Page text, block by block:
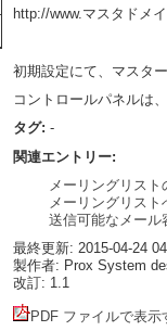
http://www.マスタドメ
初期設定にて、マスタ
コントロールパネルは
タグ: -
関連エントリー:
メーリングリスト
メーリングリス
送信可能なメール
最終更新: 2015-04-24
製作者: Prox System
改訂: 1.1
PDF ファイルで表示